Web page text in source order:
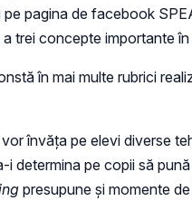
pe pagina de facebook
a trei concepte importante
în mai multe rubrici
învăța pe elevi diverse
determina pe copii să
presupune și momente